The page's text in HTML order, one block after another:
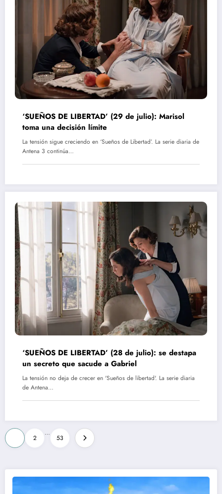
‘SUEÑOS DE LIBERTAD’ (29 de julio): Marisol
toma una decisión límite
La tensión sigue creciendo en ‘Sueños de Libertad’. La serie diaria de
Antena 3 continúa…
‘SUEÑOS DE LIBERTAD’ (28 de julio): se destapa
un secreto que sacude a Gabriel
La tensión no deja de crecer en 'Sueños de libertad'. La serie diaria
de Antena…
Paginación
de
entradas
2
…
53